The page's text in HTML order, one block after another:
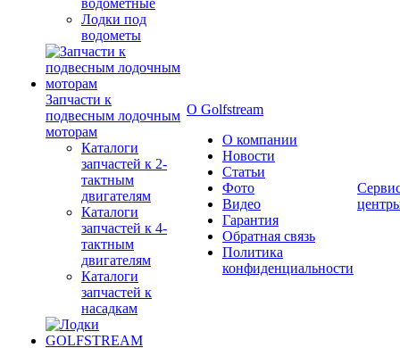
водометные
Лодки под
водометы
Запчасти к
подвесным лодочным
моторам
Каталоги
запчастей к 2-
тактным
двигателям
Каталоги
запчастей к 4-
тактным
двигателям
Каталоги
запчастей к
насадкам
О Golfstream
О компании
Новости
Статьи
Фото
Видео
Гарантия
Обратная связь
Политика
конфиденциальности